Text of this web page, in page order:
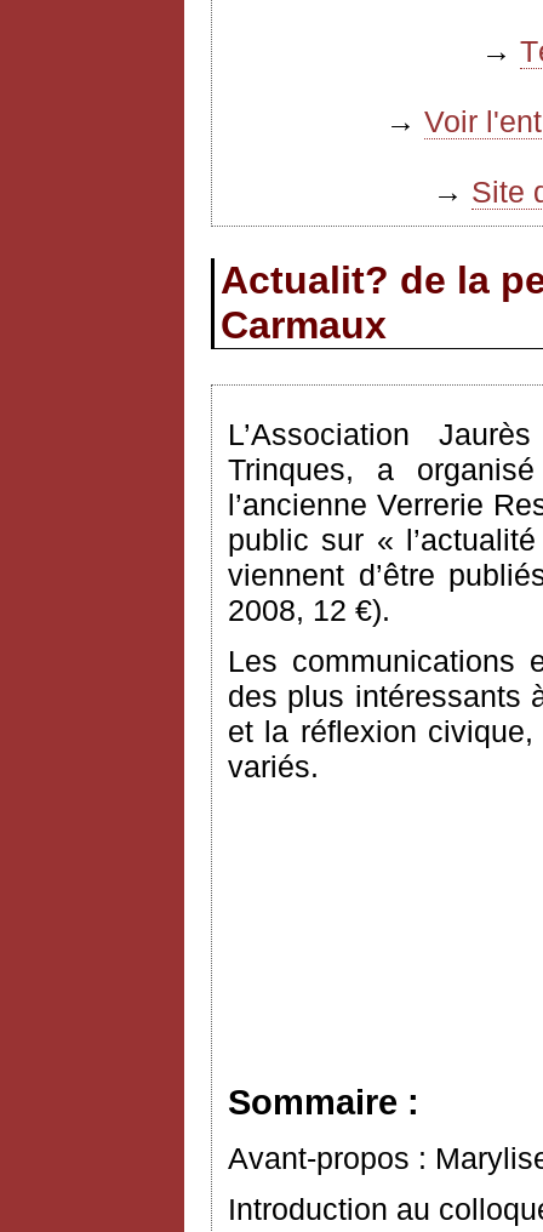
→
→ Voir
→ Site
Actualit? de la
Carmaux
L’Association
Trinques, a
l’ancienne Verrerie
public sur «
viennent d’être
2008, 12 €).
Les communications
des plus intéressants
et la réflexion
variés.
Sommaire :
Avant-propos :
Introduction au